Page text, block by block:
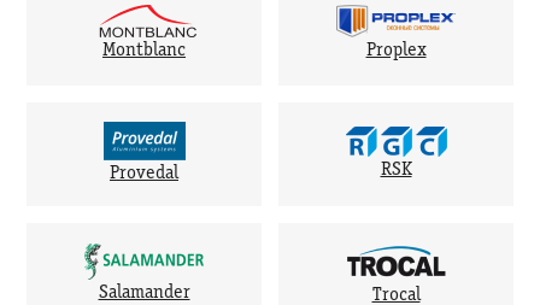
Montblanc Proplex
Provedal RSK
Salamander Trocal